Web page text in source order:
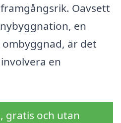
Oavsett
en
är det
en
gratis och utan